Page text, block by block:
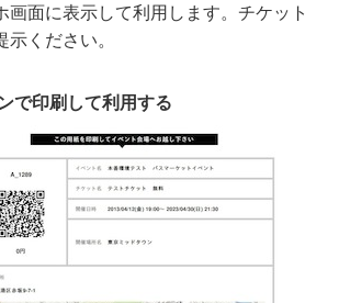
画面に表示して利用します。チケット
ください。
で印刷して利用する